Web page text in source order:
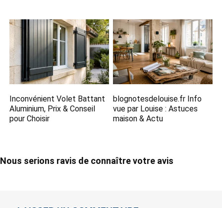
Inconvénient Volet Battant
Aluminium, Prix & Conseil
pour Choisir
blognotesdelouise.fr Info
vue par Louise​ : Astuces
maison & Actu
Nous serions ravis de connaître votre avis